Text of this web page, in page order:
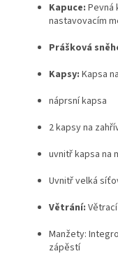
Kapuce: Pevná
nastavovacím
Prášková
Kapsy: Kapsa
náprsní kapsa
2 kapsy na
uvnitř kapsa na
Uvnitř velká
Větrání:
Manžety:
zápěstí